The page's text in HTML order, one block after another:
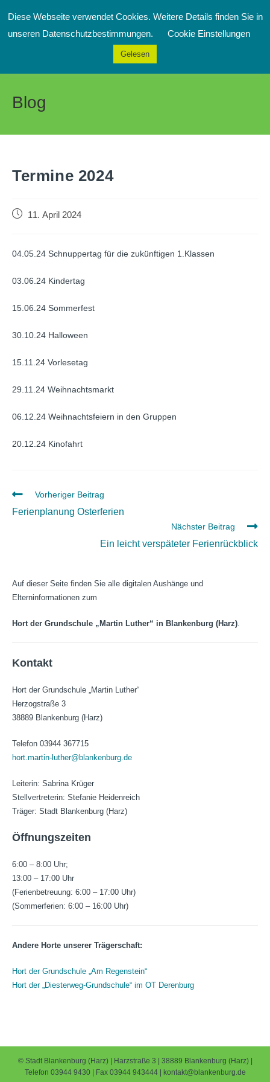
Inhalt
springen
Blog
Termine 2024
Beitrag11. April 2024
04.05.24 Schnuppertag für die zukünftigen 1.Klassen
03.06.24 Kindertag
15.06.24 Sommerfest
30.10.24 Halloween
15.11.24 Vorlesetag
29.11.24 Weihnachtsmarkt
06.12.24 Weihnachtsfeiern in den Gruppen
20.12.24 Kinofahrt
Weitere
ansehen
Vorheriger Beitrag
Ferienplanung Osterferien
Nächster Beitrag
Ein leicht verspäteter Ferienrückblick
Auf dieser Seite finden Sie alle digitalen Aushänge und
Elterninformationen zum
Hort der Grundschule „Martin Luther“ in Blankenburg (Harz).
Kontakt
Hort der Grundschule „Martin Luther“
Herzogstraße 3
38889 Blankenburg (Harz)
Telefon 03944 367715
hort.martin-luther@blankenburg.de
Leiterin: Sabrina Krüger
Stellvertreterin: Stefanie Heidenreich
Träger: Stadt Blankenburg (Harz)
Öffnungszeiten
6:00 – 8:00 Uhr;
13:00 – 17:00 Uhr
(Ferienbetreuung: 6:00 – 17:00 Uhr)
(Sommerferien: 6:00 – 16:00 Uhr)
Andere Horte unserer Trägerschaft:
Hort der Grundschule „Am Regenstein“
Hort der „Diesterweg-Grundschule“ im OT Derenburg
© Stadt Blankenburg (Harz) | Harzstraße 3 | 38889 Blankenburg (Harz) |
Telefon 03944 9430 | Fax 03944 943444 | kontakt@blankenburg.de
Diese Webseite verwendet Cookies. Weitere Details finden Sie in
unseren Datenschutzbestimmungen.
Cookie Einstellungen
Gelesen